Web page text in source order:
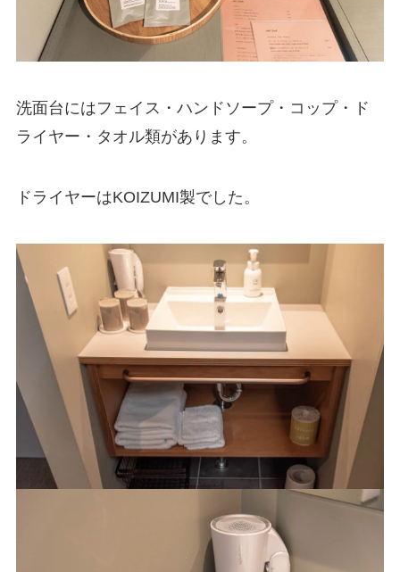
洗面台にはフェイス・ハンドソープ・コップ・ド
ライヤー・タオル類があります。
ドライヤーはKOIZUMI製でした。